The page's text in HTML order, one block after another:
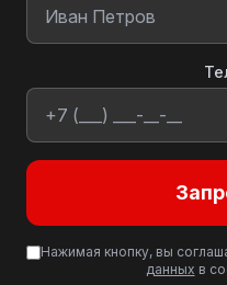
Нажимая кнопку, вы
данных в